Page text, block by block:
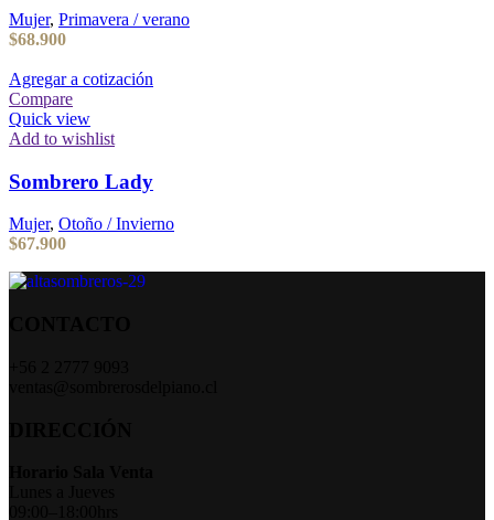
Mujer, Primavera / verano
$68.900
Agregar a cotización
Compare
Quick view
Add to wishlist
Sombrero Lady
Mujer, Otoño / Invierno
$67.900